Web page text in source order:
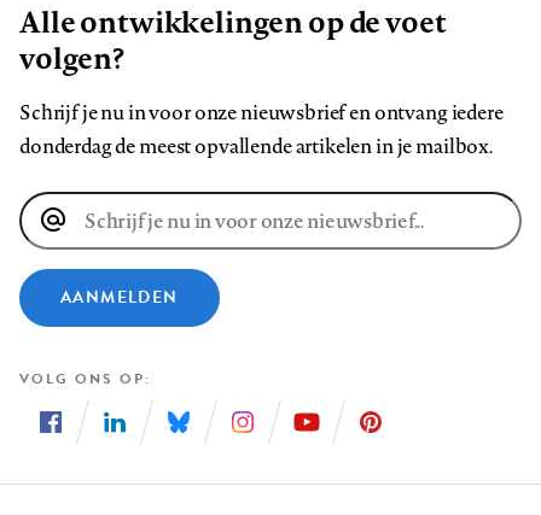
Alle ontwikkelingen op de voet
volgen?
Schrijf je nu in voor onze nieuwsbrief en ontvang iedere
donderdag de meest opvallende artikelen in je mailbox.
E-
mailadres
AANMELDEN
VOLG ONS OP
ons
ons
ons
ons
ons
ons